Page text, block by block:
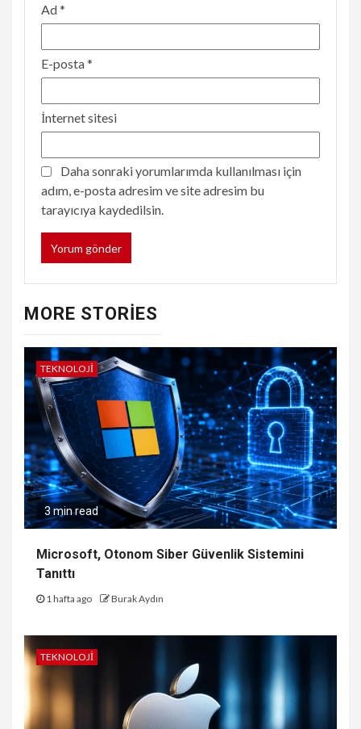
Ad*
E-posta*
İnternet sitesi
Daha sonraki yorumlarımda kullanılması için
adım, e-posta adresim ve site adresim bu
tarayıcıya kaydedilsin.
MORE STORIES
TEKNOLOJI
3 min read
Microsoft, Otonom Siber Güvenlik Sistemini
Tanıttı
1 hafta ago Burak Aydın
TEKNOLOJI